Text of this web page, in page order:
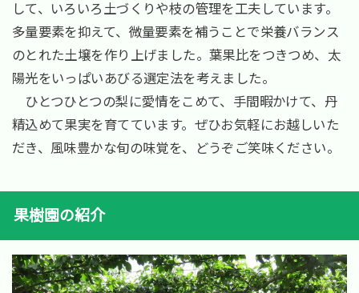
して、いろいろ土づくりや枝の管理を工夫しています。
多量要素を抑えて、微量要素を補うことで栄養バランス
のとれた土壌を作り上げました。葉果比をつきつめ、太
陽光をいっぱいあびる選定法を考えました。
ひとつひとつの梨に愛情をこめて、手間暇かけて、丹
精込めて果実を育てています。ぜひお気軽にお越しいた
だき、風味豊かな旬の味覚を、どうぞご笑味ください。
果樹園の紹介